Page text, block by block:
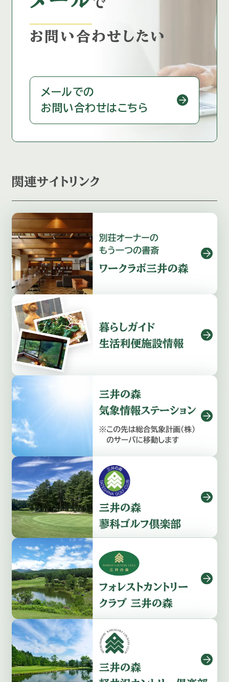
お問い合わせしたい
メールでの
お問い合わせはこちら
関連サイトリンク